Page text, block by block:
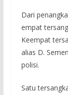
Dari
empat
Keempat
alias D.
polisi.
Satu